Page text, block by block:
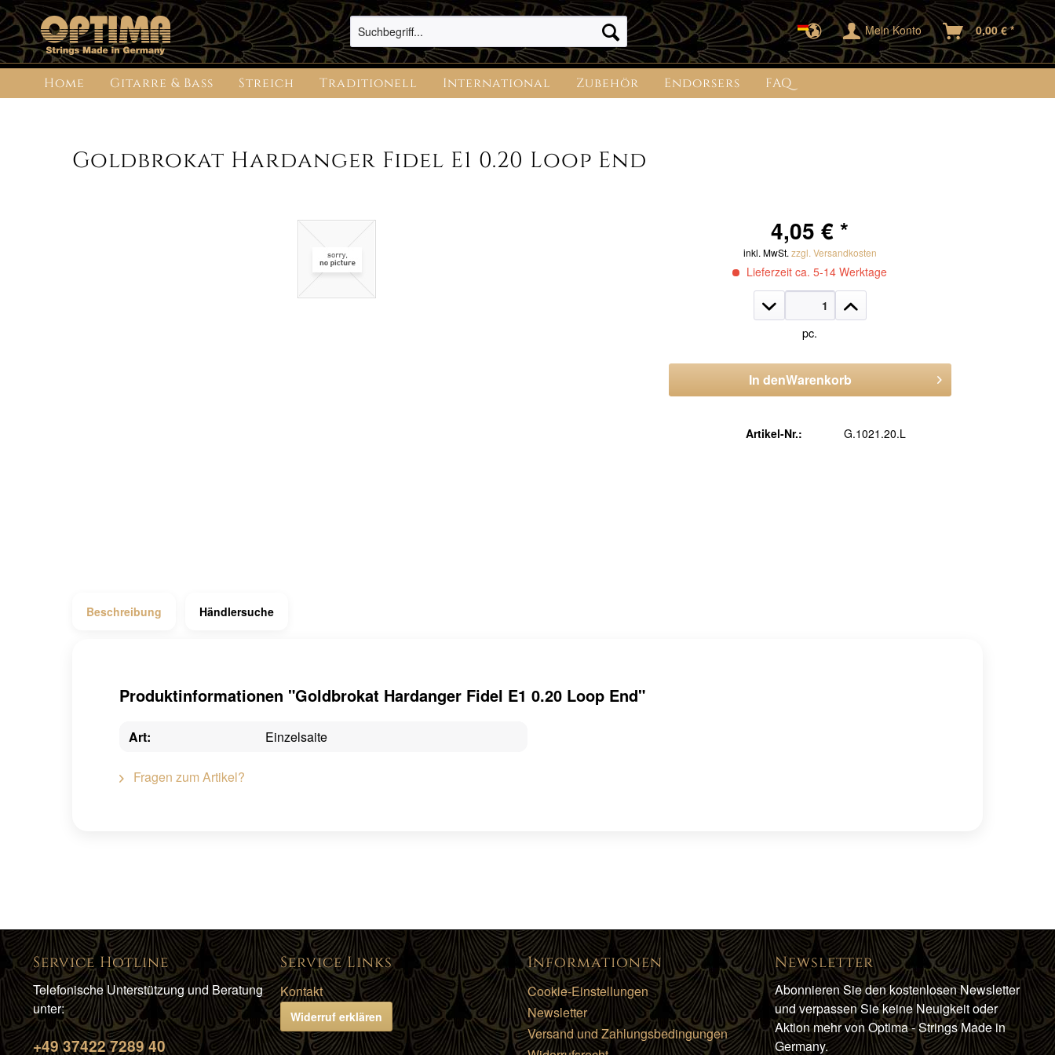
Mein Konto 0,00 € *
Home Gitarre & Bass Streich Traditionell International Zubehör Endorsers FAQ
Goldbrokat Hardanger Fidel E1 0.20 Loop End
4,05 € *
inkl. MwSt. zzgl. Versandkosten
Lieferzeit ca. 5-14 Werktage
pc.
In denWarenkorb
Artikel-Nr.: G.1021.20.L
Beschreibung Händlersuche
Produktinformationen "Goldbrokat Hardanger Fidel E1 0.20 Loop End"
Art: Einzelsaite
Fragen zum Artikel?
Service Hotline
Telefonische Unterstützung und Beratung
unter:
+49 37422 7289 40
Service Links
Kontakt
Widerruf erklären
Informationen
Cookie-Einstellungen
Newsletter
Versand und Zahlungsbedingungen
Newsletter
Abonnieren Sie den kostenlosen Newsletter
und verpassen Sie keine Neuigkeit oder
Aktion mehr von Optima - Strings Made in
Germany.